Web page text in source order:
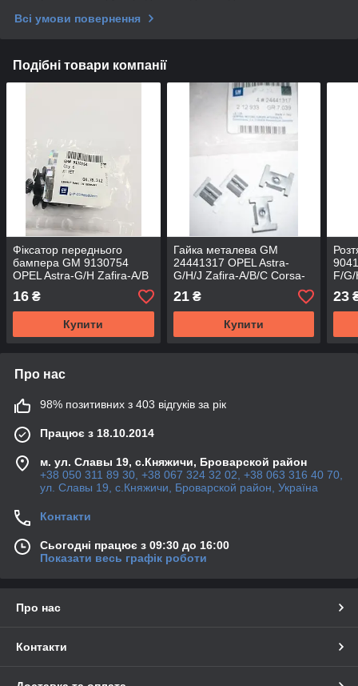
Всі умови повернення
Подібні товари компанії
Фіксатор переднього
бампера GM 9130754
OPEL Astra-G/H Zafira-A/B
Meriva-A/B Corsa-В
Omega-B Vectra-C Signum
16 ₴
Купити
Гайка металева GM
24441317 OPEL Astra-
G/H/J Zafira-A/B/C Corsa-
C/D Meriva-A Tigra-B
Insignia Vectra-C Signum
Ampera
21₴
Купити
F/G/
A/B
23
Про нас
98% позитивних з 403 відгуків за рік
Працює з 18.10.2014
м. ул. Славы 19, с.Княжичи, Броварской район
+38 050 311 89 30, +38 067 324 32 02, +38 063 316 40 70,
ул. Славы 19, с.Княжичи, Броварской район, Україна
Контакти
Сьогодні працює з 09:30 до 16:00
Показати весь графік роботи
Про нас
Контакти